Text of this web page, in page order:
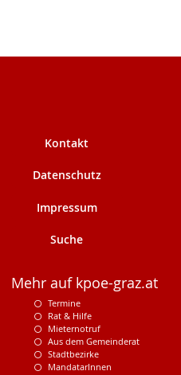
Kontakt
Datenschutz
Impressum
Suche
Mehr auf kpoe-graz.at
Termine
Rat & Hilfe
Mieternotruf
Aus dem Gemeinderat
Stadtbezirke
MandatarInnen